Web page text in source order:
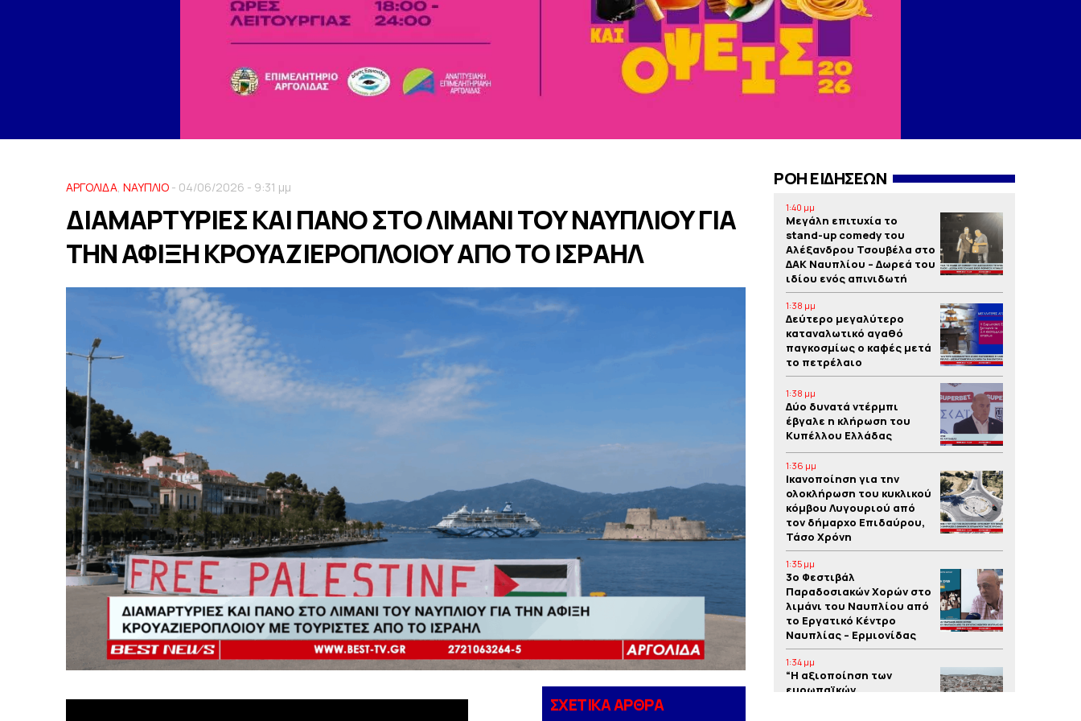
ΑΡΓΟΛΙΔΑ, ΝΑΥΠΛΙΟ - 04/06/2026 - 9:31 μμ
ΔΙΑΜΑΡΤΥΡΙΕΣ ΚΑΙ ΠΑΝΟ ΣΤΟ ΛΙΜΑΝΙ ΤΟΥ ΝΑΥΠΛΙΟΥ ΓΙΑ
ΤΗΝ ΑΦΙΞΗ ΚΡΟΥΑΖΙΕΡΟΠΛΟΙΟΥ ΑΠΟ ΤΟ ΙΣΡΑΗΛ
ΣΧΕΤΙΚΑ ΑΡΘΡΑ
ΡΟΗ ΕΙΔΗΣΕΩΝ
1:40 μμ
Μεγάλη επιτυχία το
stand-up comedy του
Αλέξανδρου Τσουβέλα στο
ΔΑΚ Ναυπλίου – Δωρεά του
ιδίου ενός απινιδωτή
1:38 μμ
Δεύτερο μεγαλύτερο
καταναλωτικό αγαθό
παγκοσμίως ο καφές μετά
το πετρέλαιο
1:38 μμ
Δύο δυνατά ντέρμπι
έβγαλε η κλήρωση του
Κυπέλλου Ελλάδας
1:36 μμ
Iκανοποίηση για την
ολοκλήρωση του κυκλικού
κόμβου Λυγουριού από
τον δήμαρχο Επιδαύρου,
Τάσο Χρόνη
1:35 μμ
3o Φεστιβάλ
Παραδοσιακών Χορών στο
λιμάνι του Ναυπλίου από
το Εργατικό Κέντρο
Ναυπλίας – Ερμιονίδας
1:34 μμ
“Η αξιοποίηση των
ευρωπαϊκών